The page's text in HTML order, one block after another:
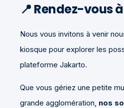
📍 Rendez-vous
Nous vous invitons à venir
kiosque pour explorer les
plateforme Jakarto.
Que vous gériez une petite
grande agglomération, nos